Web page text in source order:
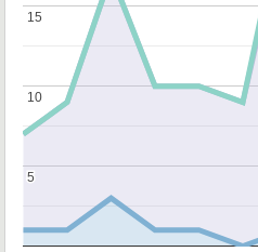
5
5
10
10
15
15